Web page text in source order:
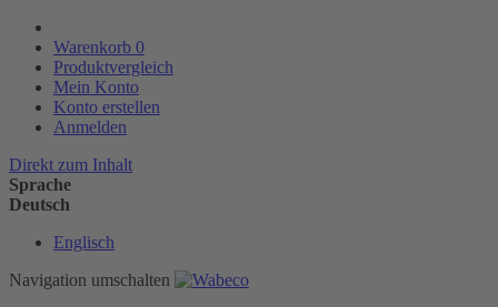
Warenkorb 0
Produktvergleich
Mein Konto
Konto erstellen
Anmelden
Direkt zum Inhalt
Sprache
Deutsch
Englisch
Navigation umschalten